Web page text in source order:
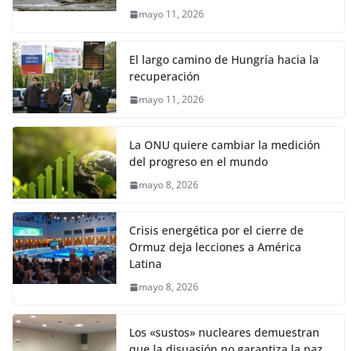
mayo 11, 2026
El largo camino de Hungría hacia la
recuperación
mayo 11, 2026
La ONU quiere cambiar la medición
del progreso en el mundo
mayo 8, 2026
Crisis energética por el cierre de
Ormuz deja lecciones a América
Latina
mayo 8, 2026
Los «sustos» nucleares demuestran